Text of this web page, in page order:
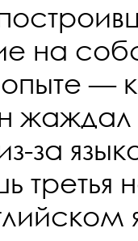
на
—
жаждал
за
третья